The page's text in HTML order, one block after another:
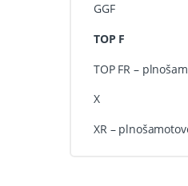
GGF
TOP F
TOP FR –
X
XR –